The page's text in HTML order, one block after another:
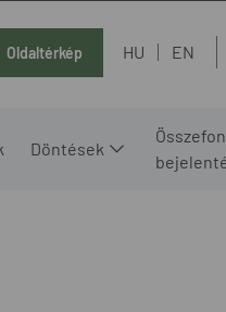
Oldaltérkép HU EN
Döntések